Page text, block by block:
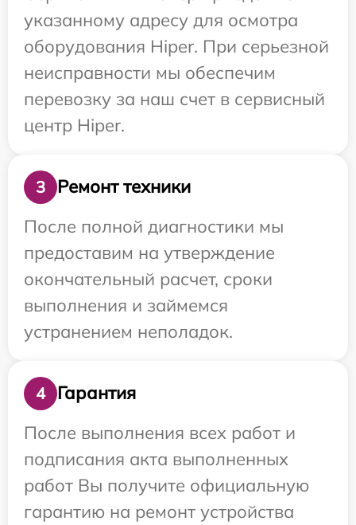
указанному адресу для осмотра
оборудования Hiper. При серьезной
неисправности мы обеспечим
перевозку за наш счет в сервисный
центр Hiper.
3
Ремонт техники
После полной диагностики мы
предоставим на утверждение
окончательный расчет, сроки
выполнения и займемся
устранением неполадок.
4
Гарантия
После выполнения всех работ и
подписания акта выполненных
работ Вы получите официальную
гарантию на ремонт устройства